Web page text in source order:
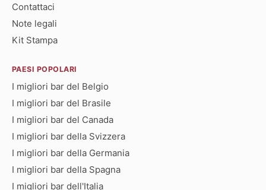
Contattaci
Note legali
Kit Stampa
PAESI POPOLARI
I migliori bar del Belgio
I migliori bar del Brasile
I migliori bar del Canada
I migliori bar della Svizzera
I migliori bar della Germania
I migliori bar della Spagna
I migliori bar dell'Italia